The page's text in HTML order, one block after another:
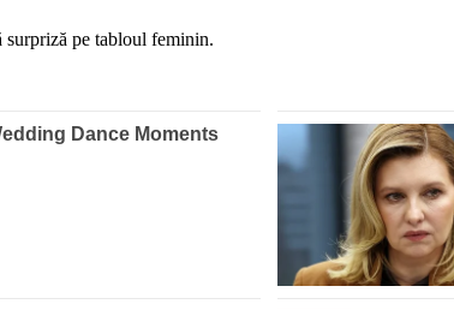
pe tabloul feminin.